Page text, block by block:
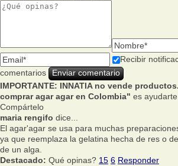
Recibir
comentarios
IMPORTANTE: INNATIA no vende productos.
comprar agar agar en Colombia" es
Compártelo
maria rengifo dice...
El agar'agar se usa para muchas
ya que reemplaza la gelatina hecha de res o
de un alga.
Destacado: Qué opinas? 15 6 Responder